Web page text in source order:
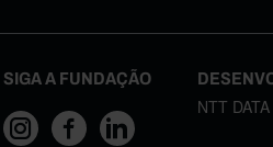
SIGA A FUNDAÇÃO
NTT DATA